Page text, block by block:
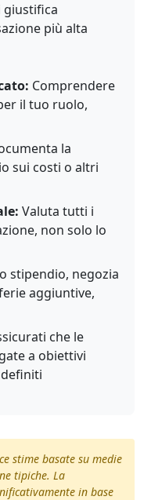
più alta
Comprendere
il tuo ruolo,
la
sui costi o altri
Valuta tutti i
non solo lo
stipendio, negozia
aggiuntive,
che le
a obiettivi
stime basate su medie
tipiche. La
in base